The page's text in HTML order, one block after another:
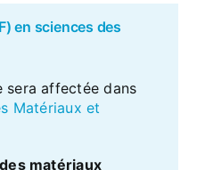
en sciences des
sera affectée dans
Matériaux et
matériaux